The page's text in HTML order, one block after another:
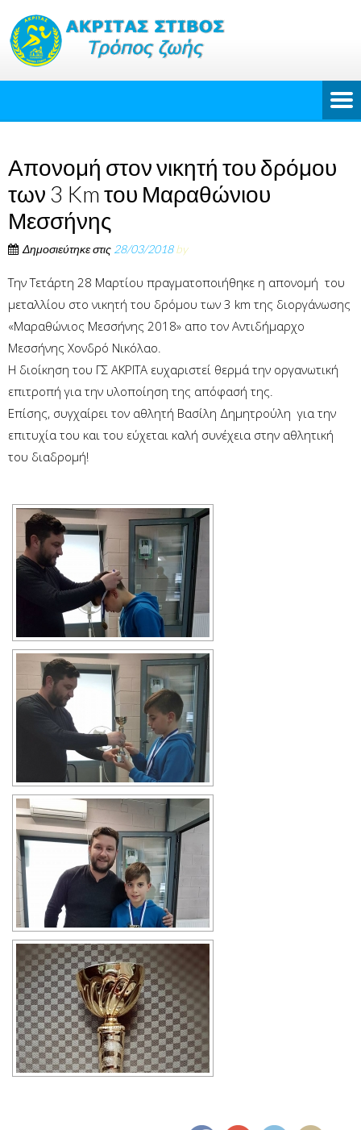
Απονομή στον νικητή του δρόμου
των 3 Km του Μαραθώνιου
Μεσσήνης
Δημοσιεύτηκε στις 28/03/2018by
Την Τετάρτη 28 Μαρτίου πραγματοποιήθηκε η απονομή του
μεταλλίου στο νικητή του δρόμου των 3 km της διοργάνωσης
«Μαραθώνιος Μεσσήνης 2018» απο τον Αντιδήμαρχο
Μεσσήνης Χονδρό Νικόλαο.
Η διοίκηση του ΓΣ ΑΚΡΙΤΑ ευχαριστεί θερμά την οργανωτική
επιτροπή για την υλοποίηση της απόφασή της.
Επίσης, συγχαίρει τον αθλητή Βασίλη Δημητρούλη για την
επιτυχία του και του εύχεται καλή συνέχεια στην αθλητική
του διαδρομή!